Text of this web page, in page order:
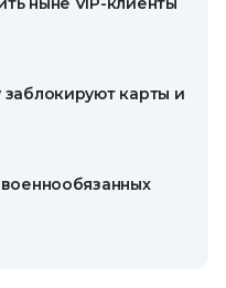
карты и